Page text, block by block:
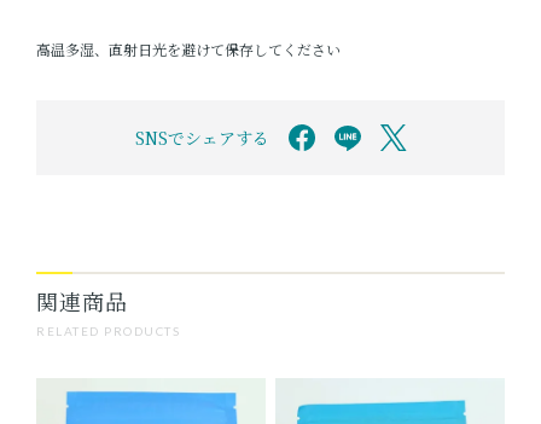
高温多湿、直射日光を避けて保存してください
SNSでシェアする
RELATED PRODUCTS
関連商品